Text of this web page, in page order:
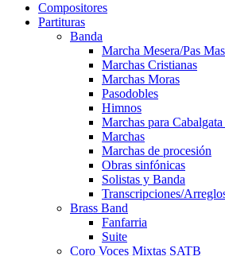
Compositores
Partituras
Banda
Marcha Mesera/Pas
Marchas Cristianas
Marchas Moras
Pasodobles
Himnos
Marchas para
Marchas
Marchas de procesión
Obras sinfónicas
Solistas y Banda
Transcripciones/
Brass Band
Fanfarria
Suite
Coro Voces Mixtas SATB